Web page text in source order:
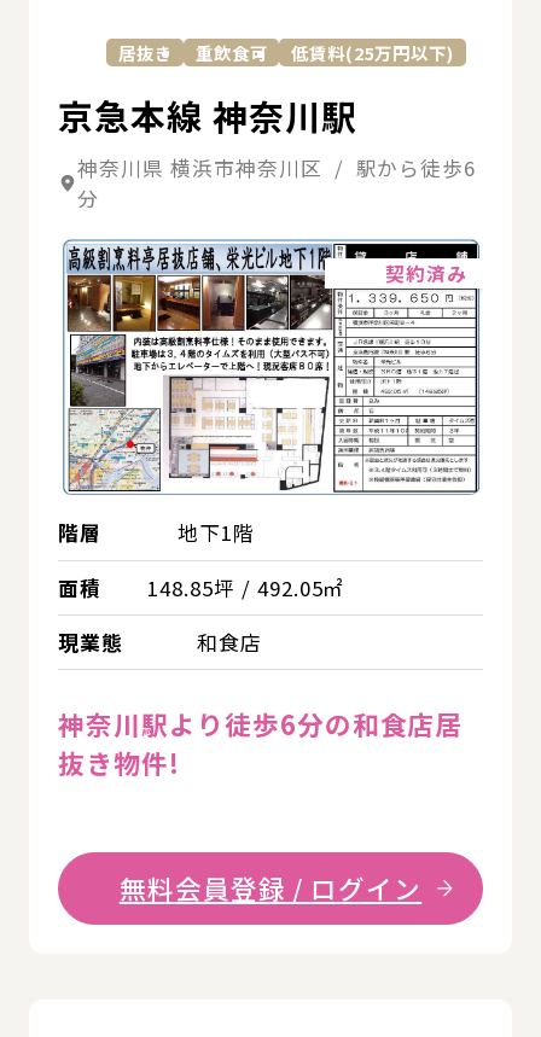
居抜き 重飲食可 低賃料(25万円以下)
京急本線 神奈川駅
神奈川県 横浜市神奈川区 / 駅から徒歩6
分
契約済み
階層
地下1階
面積
148.85坪 / 492.05㎡
現業態
和食店
神奈川駅より徒歩6分の和食店居
抜き物件!
無料会員登録 / ログイン